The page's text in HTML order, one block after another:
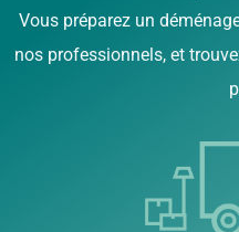
Vous préparez un
nos professionnels, et